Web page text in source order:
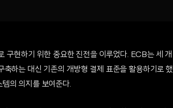
현하기 위한 중요한 진전을 이루었다. ECB는 세 개
하는 대신 기존의 개방형 결제 표준을 활용하기로 했
의 의지를 보여준다.